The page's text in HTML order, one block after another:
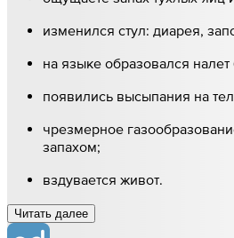
изменился стул: диарея,
на языке образовался налет
появились высыпания на
чрезмерное
запахом;
вздувается живот.
Читать далee